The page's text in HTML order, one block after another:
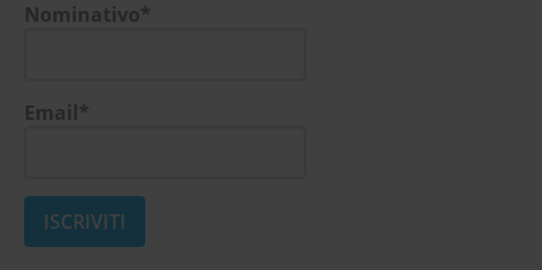
Nominativo*
Email*